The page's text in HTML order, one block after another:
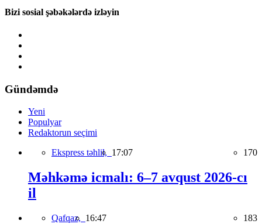
Bizi sosial şəbəkələrdə izləyin
Gündəmdə
Yeni
Populyar
Redaktorun seçimi
Ekspress təhlil, 17:07 170
Məhkəmə icmalı: 6–7 avqust 2026-cı
il
Qafqaz, 16:47 183